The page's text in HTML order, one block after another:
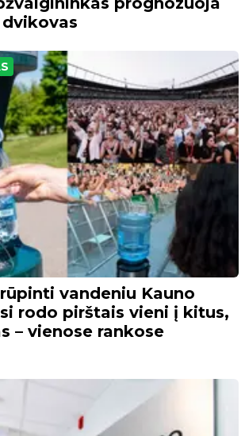
vandeniu Kauno
rodo pirštais vieni į kitus,
– vienose rankose